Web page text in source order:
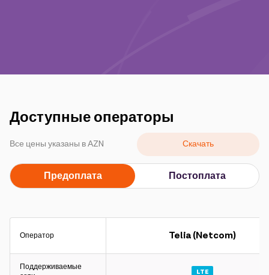
Кампании
Поддержка
Доступные операторы
Все цены указаны в АZN
Предоплата Постоплата
Скачать
Оператор
Поддерживаемые
Telia (Netcom)
LTE